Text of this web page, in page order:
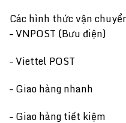
Các hình thức vận
– VNPOST (Bưu điện)
– Viettel POST
– Giao hàng nhanh
– Giao hàng tiết kiệm